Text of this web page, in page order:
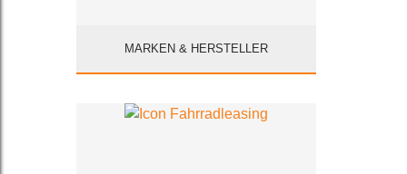
MARKEN & HERSTELLER